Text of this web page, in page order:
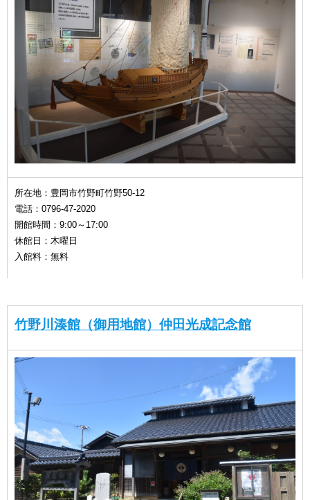
所在地：豊岡市竹野町竹野50-12
電話：0796-47-2020
開館時間：9:00～17:00
休館日：木曜日
入館料：無料
竹野川湊館（御用地館）仲田光成記念館